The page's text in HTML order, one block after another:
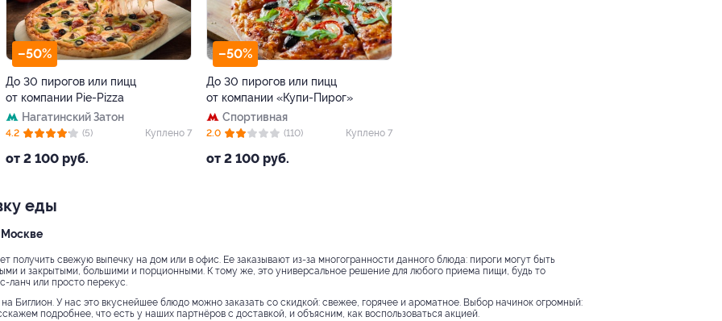
–50%
До 30 пирогов или пицц
от компании Pie-Pizza
Нагатинский Затон
от 2 100 руб.
4.2 (5) Куплено 7
–50%
До 30 пирогов или пицц
от компании «Купи-Пирог»
Спортивная
от 2 100 руб.
2.0 (110) Куплено 7
еды
Москве
получить свежую выпечку на дом или в офис. Ее заказывают из-за многогранности данного блюда: пироги могут быть
и закрытыми, большими и порционными. К тому же, это универсальное решение для любого приема пищи, будь то
ланч или просто перекус.
Биглион. У нас это вкуснейшее блюдо можно заказать со скидкой: свежее, горячее и ароматное. Выбор начинок огромный:
подробнее, что есть у наших партнёров с доставкой, и объясним, как воспользоваться акцией.